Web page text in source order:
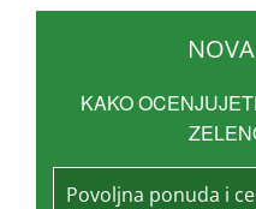
KAKO
Povoljna ponuda i